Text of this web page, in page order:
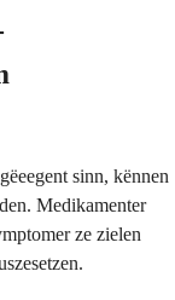
sinn, kënnen
Medikamenter
ze zielen